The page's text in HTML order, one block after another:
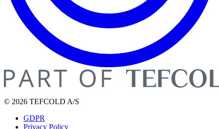
© 2026 TEFCOLD A/S
GDPR
Privacy Policy